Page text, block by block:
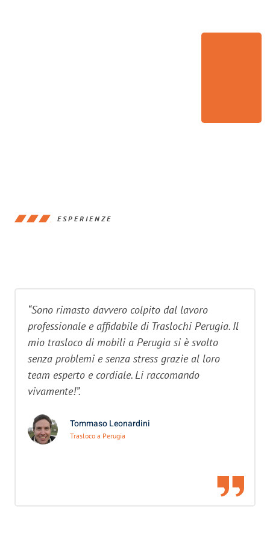
ESPERIENZE
“Sono rimasto davvero colpito dal lavoro
professionale e affidabile di Traslochi Perugia. Il
mio trasloco di mobili a Perugia si è svolto
senza problemi e senza stress grazie al loro
team esperto e cordiale. Li raccomando
vivamente!”.
Tommaso Leonardini
Trasloco a Perugia